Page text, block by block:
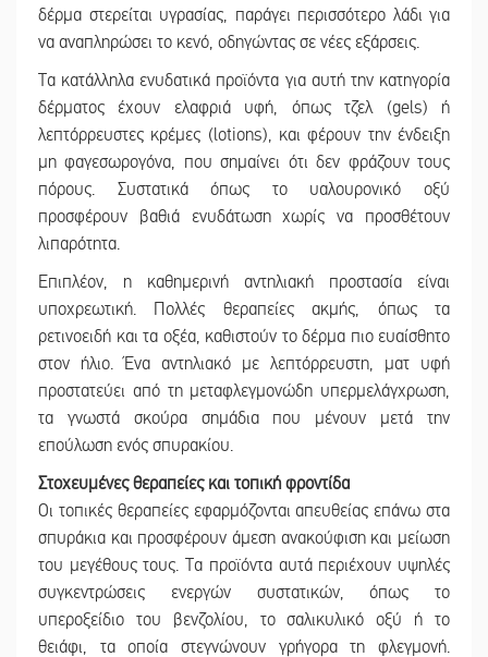
δέρμα στερείται υγρασίας, παράγει περισσότερο λάδι για
να αναπληρώσει το κενό, οδηγώντας σε νέες εξάρσεις.
Τα κατάλληλα ενυδατικά προϊόντα για αυτή την κατηγορία
δέρματος έχουν ελαφριά υφή, όπως τζελ (gels) ή
λεπτόρρευστες κρέμες (lotions), και φέρουν την ένδειξη
μη φαγεσωρογόνα, που σημαίνει ότι δεν φράζουν τους
πόρους. Συστατικά όπως το υαλουρονικό οξύ
προσφέρουν βαθιά ενυδάτωση χωρίς να προσθέτουν
λιπαρότητα.
Επιπλέον, η καθημερινή αντηλιακή προστασία είναι
υποχρεωτική. Πολλές θεραπείες ακμής, όπως τα
ρετινοειδή και τα οξέα, καθιστούν το δέρμα πιο ευαίσθητο
στον ήλιο. Ένα αντηλιακό με λεπτόρρευστη, ματ υφή
προστατεύει από τη μεταφλεγμονώδη υπερμελάγχρωση,
τα γνωστά σκούρα σημάδια που μένουν μετά την
επούλωση ενός σπυρακίου.
Στοχευμένες θεραπείες και τοπική φροντίδα
Οι τοπικές θεραπείες εφαρμόζονται απευθείας επάνω στα
σπυράκια και προσφέρουν άμεση ανακούφιση και μείωση
του μεγέθους τους. Τα προϊόντα αυτά περιέχουν υψηλές
συγκεντρώσεις ενεργών συστατικών, όπως το
υπεροξείδιο του βενζολίου, το σαλικυλικό οξύ ή το
θειάφι, τα οποία στεγνώνουν γρήγορα τη φλεγμονή.